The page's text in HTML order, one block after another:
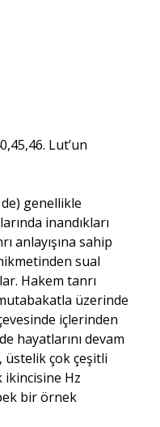
Lut’un
genellikle
inandıkları
anlayışına sahip
sual
Hakem tanrı
üzerinde
içlerinden
hayatlarını devam
çok çeşitli
ikincisine Hz
bir örnek